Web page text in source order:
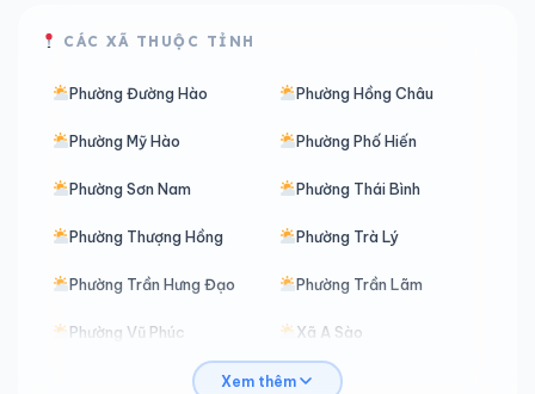
CÁC XÃ THUỘC TỈNH
Phường Đường Hào Phường Hồng Châu
Phường Mỹ Hào Phường Phố Hiến
Phường Sơn Nam Phường Thái Bình
Phường Thượng Hồng Phường Trà Lý
Phường Trần Hưng Đạo Phường Trần Lãm
Phường Vũ Phúc Xã A Sào
Xã Ân Thi
Xem thêm